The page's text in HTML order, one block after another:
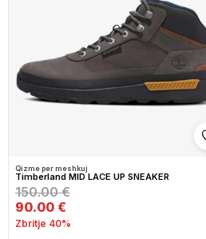
Qizme per meshkuj
Timberland MID LACE UP SNEAKER
150.00 €
90.00 €
Zbritje 40%